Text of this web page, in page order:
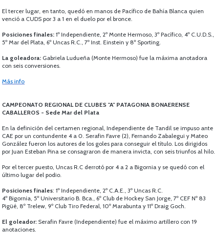
El tercer lugar, en tanto, quedó en manos de Pacífico de Bahía Blanca quien
venció a CUDS por 3 a 1 en el duelo por el bronce.
Posiciones finales: 1º Independiente, 2º Monte Hermoso, 3º Pacífico, 4º C.U.D.S.,
5º Mar del Plata, 6º Uncas R.C., 7º Inst. Einstein y 8º Sporting.
La goleadora: Gabriela Ludueña (Monte Hermoso) fue la máxima anotadora
con seis conversiones.
Más info
CAMPEONATO REGIONAL DE CLUBES "A" PATAGONIA BONAERENSE
CABALLEROS - Sede Mar del Plata
En la definición del certamen regional, Independiente de Tandil se impuso ante
CAE por un contundente 4 a 0. Serafin Favre (2), Fernando Zabalegui y Mateo
González fueron los autores de los goles para conseguir el título. Los dirigidos
por Juan Esteban Pina se consagraron de manera invicta, con seis triunfos al hilo.
Por el tercer puesto, Uncas R.C derrotó por 4 a 2 a Bigornia y se quedó con el
último lugar del podio.
Posiciones finales: 1º Independiente, 2º C.A.E., 3º Uncas R.C.
4º Bigornia, 5º Universitario B. Bca., 6º Club de Hockey San Jorge, 7º CEF Nº 83
Pigüé, 8º Trelew, 9º Club Tiro Federal, 10º Marabunta y 11º Draig Goch.
El goleador: Serafin Favre (Independiente) fue el máximo artillero con 19
anotaciones.